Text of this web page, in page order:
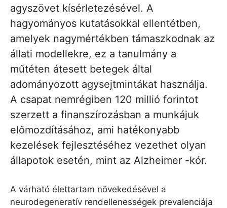
agyszövet kísérletezésével. A
hagyományos kutatásokkal ellentétben,
amelyek nagymértékben támaszkodnak az
állati modellekre, ez a tanulmány a
műtéten átesett betegek által
adományozott agysejtmintákat használja.
A csapat nemrégiben 120 millió forintot
szerzett a finanszírozásban a munkájuk
előmozdításához, ami hatékonyabb
kezelések fejlesztéséhez vezethet olyan
állapotok esetén, mint az Alzheimer -kór.
A várható élettartam növekedésével a
neurodegeneratív rendellenességek prevalenciája